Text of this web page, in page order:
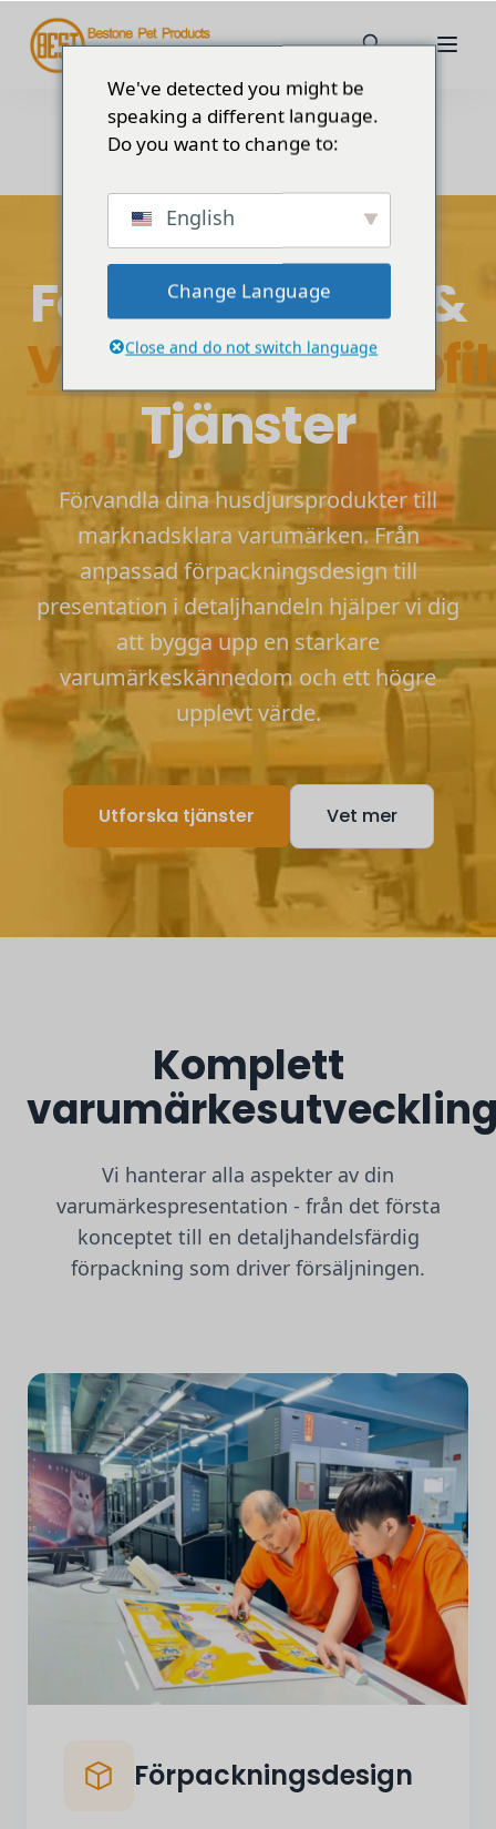
Kompletta varumärkeslösningar
Förpackningar &
Tjänster
Förvandla dina husdjursprodukter till
marknadsklara varumärken. Från
anpassad förpackningsdesign till
presentation i detaljhandeln hjälper vi dig
att bygga upp en starkare
varumärkeskännedom och ett högre
upplevt värde.
Utforska tjänster Vet mer
Komplett
Vi hanterar alla aspekter av din
varumärkespresentation - från det första
konceptet till en detaljhandelsfärdig
förpackning som driver försäljningen.
Förpackningsdesign
We've detected you might be
speaking a different language.
Do you want to change to:
English
Change Language
Close and do not switch language